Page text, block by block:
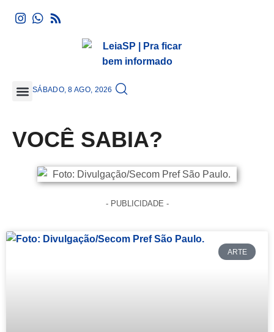
SÁBADO, 8 AGO, 2026
VOCÊ SABIA?
- PUBLICIDADE -
ARTE